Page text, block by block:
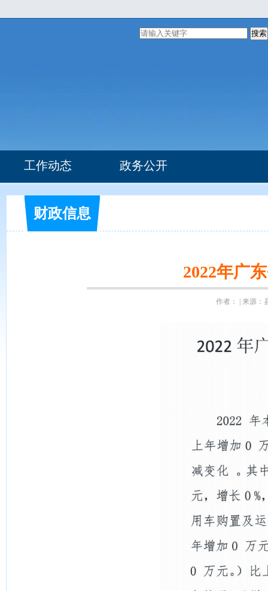
搜索
工作动态 政务公开
组织机构 部门文件
财政信息
2022年广
作者： | 来源：